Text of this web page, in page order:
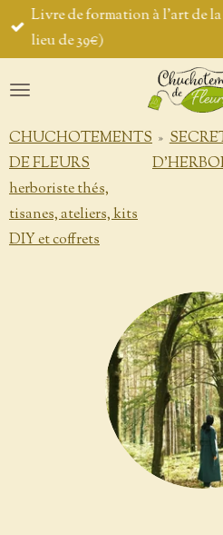
Passer
principal
Livre de formation à l'art de
lieu de 39€)
CHUCHOTEMENTS
DE FLEURS
herboriste thés,
tisanes, ateliers, kits
DIY et coffrets
»